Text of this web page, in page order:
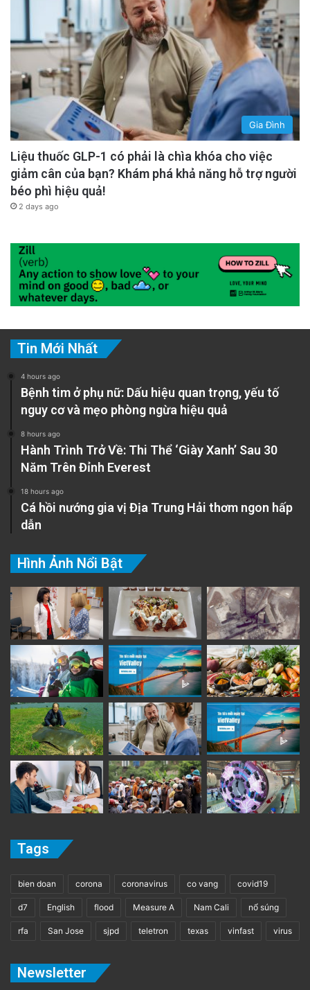
Gia Đình
Liệu thuốc GLP-1 có phải là chìa khóa cho việc
giảm cân của bạn? Khám phá khả năng hỗ trợ người
béo phì hiệu quả!
2 days ago
Tin Mới Nhất
4 hours ago
Bệnh tim ở phụ nữ: Dấu hiệu quan trọng, yếu tố
nguy cơ và mẹo phòng ngừa hiệu quả
8 hours ago
Hành Trình Trở Về: Thi Thể ‘Giày Xanh’ Sau 30
Năm Trên Đỉnh Everest
18 hours ago
Cá hồi nướng gia vị Địa Trung Hải thơm ngon hấp
dẫn
Hình Ảnh Nổi Bật
Tags
bien doan corona coronavirus co vang covid19
d7 English flood Measure A Nam Cali nổ súng
rfa San Jose sjpd teletron texas vinfast virus
Newsletter